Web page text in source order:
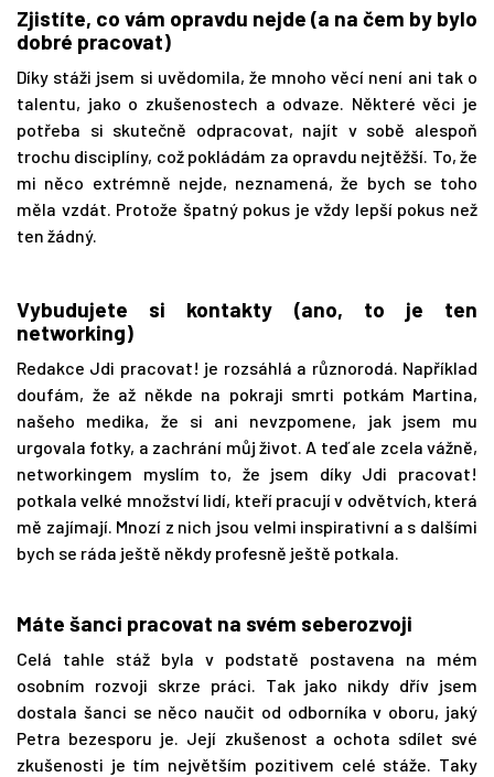
Zjistíte, co vám opravdu nejde (a na čem by bylo
dobré pracovat)
Díky stáži jsem si uvědomila, že mnoho věcí není ani tak o
talentu, jako o zkušenostech a odvaze. Některé věci je
potřeba si skutečně odpracovat, najít v sobě alespoň
trochu disciplíny, což pokládám za opravdu nejtěžší. To, že
mi něco extrémně nejde, neznamená, že bych se toho
měla vzdát. Protože špatný pokus je vždy lepší pokus než
ten žádný.
Vybudujete si kontakty (ano, to je ten
networking)
Redakce Jdi pracovat! je rozsáhlá a různorodá. Například
doufám, že až někde na pokraji smrti potkám Martina,
našeho medika, že si ani nevzpomene, jak jsem mu
urgovala fotky, a zachrání můj život. A teď ale zcela vážně,
networkingem myslím to, že jsem díky Jdi pracovat!
potkala velké množství lidí, kteří pracují v odvětvích, která
mě zajímají. Mnozí z nich jsou velmi inspirativní a s dalšími
bych se ráda ještě někdy profesně ještě potkala.
Máte šanci pracovat na svém seberozvoji
Celá tahle stáž byla v podstatě postavena na mém
osobním rozvoji skrze práci. Tak jako nikdy dřív jsem
dostala šanci se něco naučit od odborníka v oboru, jaký
Petra bezesporu je. Její zkušenost a ochota sdílet své
zkušenosti je tím největším pozitivem celé stáže. Taky